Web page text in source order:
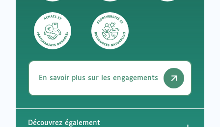
En savoir plus sur les engagements
Découvrez également